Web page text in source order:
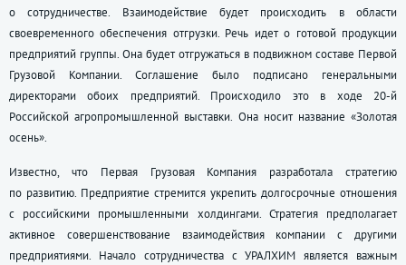
о сотрудничестве. Взаимодействие будет происходить в области
своевременного обеспечения отгрузки. Речь идет о готовой продукции
предприятий группы. Она будет отгружаться в подвижном составе Первой
Грузовой Компании. Соглашение было подписано генеральными
директорами обоих предприятий. Происходило это в ходе 20-й
Российской агропромышленной выставки. Она носит название «Золотая
осень».
Известно, что Первая Грузовая Компания разработала стратегию
по развитию. Предприятие стремится укрепить долгосрочные отношения
с российскими промышленными холдингами. Стратегия предполагает
активное совершенствование взаимодействия компании с другими
предприятиями. Начало сотрудничества с УРАЛХИМ является важным